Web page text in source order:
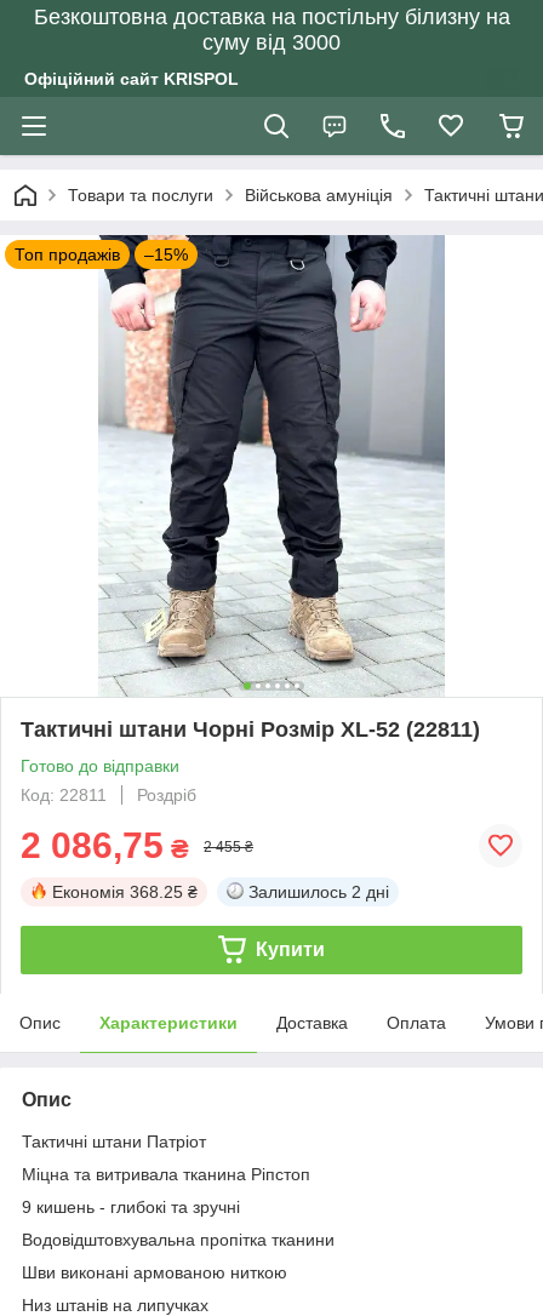
Безкоштовна доставка на постільну білизну на
суму від 3000
Офіційний сайт KRISPOL
Товари та послуги Військова амуніція Тактичні
Топ продажів –15%
Тактичні штани Чорні Розмір XL-52 (22811)
Готово до відправки
Код: 22811
Роздріб
2 086,75 ₴ 2 455 ₴
Економія 368.25 ₴ Залишилось 2 дні
Купити
Опис Характеристики Доставка Оплата Умови
Опис
Тактичні штани Патріот
Міцна та витривала тканина Ріпстоп
9 кишень - глибокі та зручні
Водовідштовхувальна пропітка тканини
Шви виконані армованою ниткою
Низ штанів на липучках